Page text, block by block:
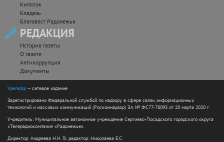
Кипяток
Кладезь
Благовест Радонежья
РЕДАКЦИЯ
История газеты
О газете
Антикоррупция
Документы
Vperedsp — сетевое издание
Зарегистрировано Федеральной службой по надзору в сфере связи, информационных
технологий и массовых коммуникаций (Роскомнадзор) Эл. № ФС77-78093 от 20 марта 2020 г.
Учредитель: Муниципальное автономное учреждение Сергиево-Посадского городского округа
«Телерадиокомпания «Радонежье».
Директор: Андреева Н.Н. Гл. редактор: Николаева Е.С.